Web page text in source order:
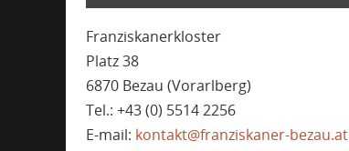
Franziskanerkloster
Platz 38
6870 Bezau (Vorarlberg)
Tel.: +43 (0) 5514 2256
E-mail: kontakt@franziskaner-bezau.at